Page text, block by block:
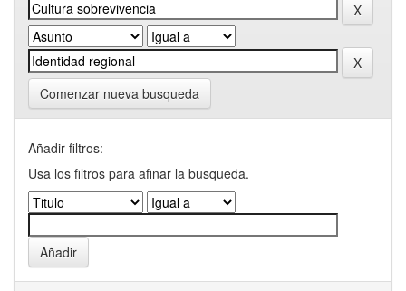
Comenzar nueva busqueda
Añadir filtros:
Usa los filtros para afinar la busqueda.